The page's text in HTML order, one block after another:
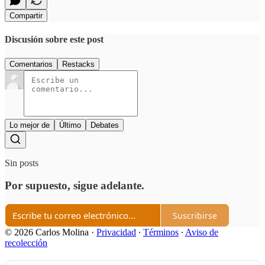
Compartir
Discusión sobre este post
Comentarios Restacks
Lo mejor de Último Debates
Sin posts
Por supuesto, sigue adelante.
Suscribirse
© 2026 Carlos Molina · Privacidad ∙ Términos ∙ Aviso de
recolección